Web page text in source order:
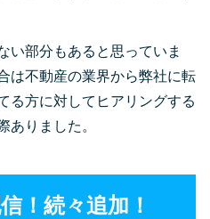
い部分もあると思っていま
は不動産の業界から弊社に転
る方に対してヒアリングする
ありました。
！続々追加！